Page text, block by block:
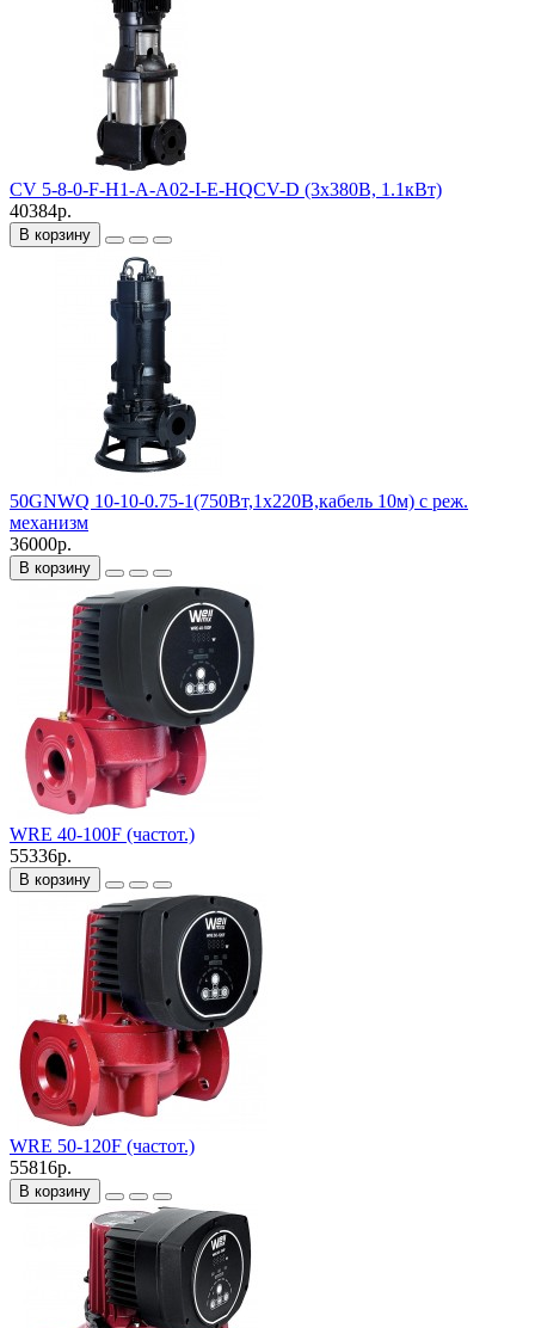
CV 5-8-0-F-H1-A-A02-I-E-HQCV-D (3х380В, 1.1кВт)
40384р.
В корзину
50GNWQ 10-10-0.75-1(750Вт,1х220В,кабель 10м) с реж.
механизм
36000р.
В корзину
WRE 40-100F (частот.)
55336р.
В корзину
WRE 50-120F (частот.)
55816р.
В корзину